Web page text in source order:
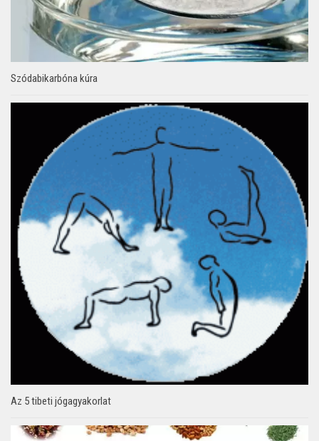
Szódabikarbóna kúra
Az 5 tibeti jógagyakorlat